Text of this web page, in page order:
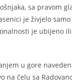
sa pravom
je živjelo
je ubijeno
u gore
čelu sa